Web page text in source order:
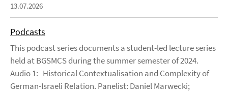
13.07.2026
Podcasts
This podcast series documents a student-led lecture series
held at BGSMCS during the summer semester of 2024.
Audio 1: Historical Contextualisation and Complexity of
German-Israeli Relation. Panelist: Daniel Marwecki;